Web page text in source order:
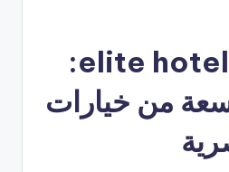
كود خصم elite hotels:
من خيارات